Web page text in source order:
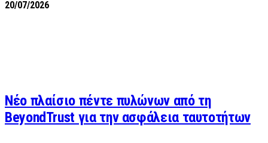
20/07/2026
Νέο πλαίσιο πέντε πυλώνων από τη
BeyondTrust για την ασφάλεια ταυτοτήτων